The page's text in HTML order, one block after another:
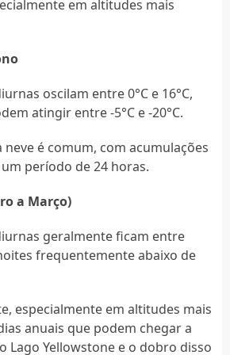
em altitudes mais
oscilam entre 0°C e 16°C,
atingir entre -5°C e -20°C.
neve é comum, com acumulações
período de 24 horas.
a Março)
geralmente ficam entre
frequentemente abaixo de
especialmente em altitudes mais
anuais que podem chegar a
Lago Yellowstone e o dobro disso